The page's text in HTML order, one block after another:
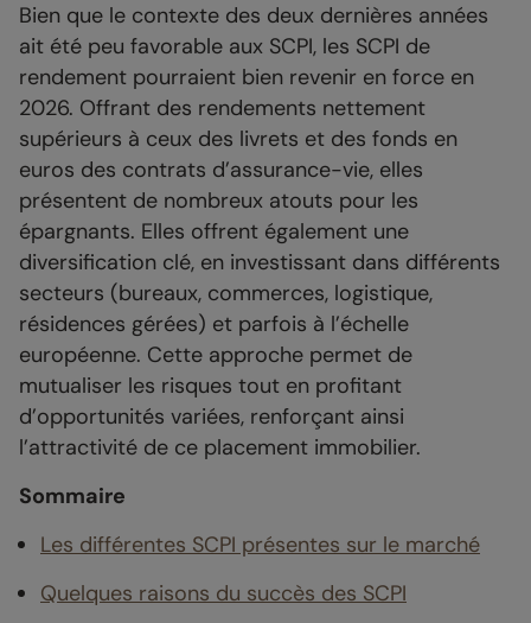
Bien que le contexte des deux dernières années
ait été peu favorable aux SCPI, les SCPI de
rendement pourraient bien revenir en force en
2026. Offrant des rendements nettement
supérieurs à ceux des livrets et des fonds en
euros des contrats d’assurance-vie, elles
présentent de nombreux atouts pour les
épargnants. Elles offrent également une
diversification clé, en investissant dans différents
secteurs (bureaux, commerces, logistique,
résidences gérées) et parfois à l’échelle
européenne. Cette approche permet de
mutualiser les risques tout en profitant
d’opportunités variées, renforçant ainsi
l’attractivité de ce placement immobilier.
Sommaire
Les différentes SCPI présentes sur le marché
Quelques raisons du succès des SCPI